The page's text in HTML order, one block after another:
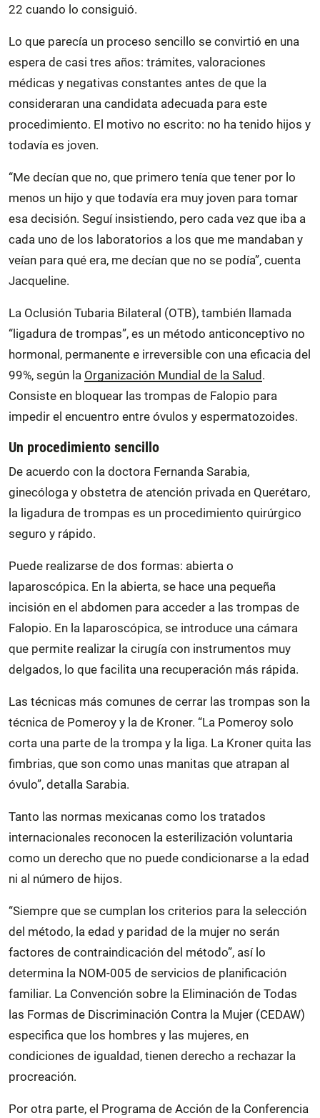
22 cuando lo consiguió.
Lo que parecía un proceso sencillo se convirtió en una
espera de casi tres años: trámites, valoraciones
médicas y negativas constantes antes de que la
consideraran una candidata adecuada para este
procedimiento. El motivo no escrito: no ha tenido hijos y
todavía es joven.
“Me decían que no, que primero tenía que tener por lo
menos un hijo y que todavía era muy joven para tomar
esa decisión. Seguí insistiendo, pero cada vez que iba a
cada uno de los laboratorios a los que me mandaban y
veían para qué era, me decían que no se podía”, cuenta
Jacqueline.
La Oclusión Tubaria Bilateral (OTB), también llamada
“ligadura de trompas”, es un método anticonceptivo no
hormonal, permanente e irreversible con una eficacia del
99%, según la Organización Mundial de la Salud.
Consiste en bloquear las trompas de Falopio para
impedir el encuentro entre óvulos y espermatozoides.
Un procedimiento sencillo
De acuerdo con la doctora Fernanda Sarabia,
ginecóloga y obstetra de atención privada en Querétaro,
la ligadura de trompas es un procedimiento quirúrgico
seguro y rápido.
Puede realizarse de dos formas: abierta o
laparoscópica. En la abierta, se hace una pequeña
incisión en el abdomen para acceder a las trompas de
Falopio. En la laparoscópica, se introduce una cámara
que permite realizar la cirugía con instrumentos muy
delgados, lo que facilita una recuperación más rápida.
Las técnicas más comunes de cerrar las trompas son la
técnica de Pomeroy y la de Kroner. “La Pomeroy solo
corta una parte de la trompa y la liga. La Kroner quita las
fimbrias, que son como unas manitas que atrapan al
óvulo”, detalla Sarabia.
Tanto las normas mexicanas como los tratados
internacionales reconocen la esterilización voluntaria
como un derecho que no puede condicionarse a la edad
ni al número de hijos.
“Siempre que se cumplan los criterios para la selección
del método, la edad y paridad de la mujer no serán
factores de contraindicación del método”, así lo
determina la NOM-005 de servicios de planificación
familiar. La Convención sobre la Eliminación de Todas
las Formas de Discriminación Contra la Mujer (CEDAW)
especifica que los hombres y las mujeres, en
condiciones de igualdad, tienen derecho a rechazar la
procreación.
Por otra parte, el Programa de Acción de la Conferencia